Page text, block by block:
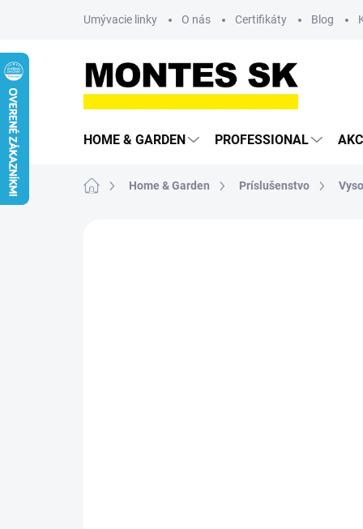
Umývacie linky O nás Certifikáty Blog
HOME & GARDEN PROFESSIONAL
DomovHome & Garden Príslušenstvo